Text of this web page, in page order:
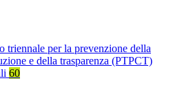
triennale per la prevenzione della
e della trasparenza (PTPCT)
60